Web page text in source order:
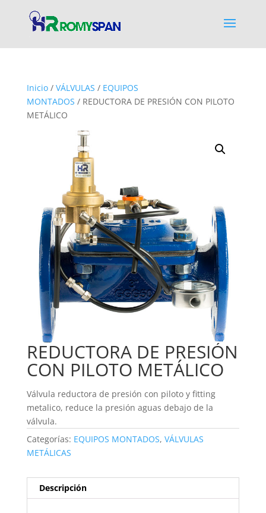
Inicio/ VÁLVULAS / EQUIPOS
MONTADOS / REDUCTORA DE PRESIÓN CON PILOTO
METÁLICO
REDUCTORA DE PRESIÓN
CON PILOTO METÁLICO
Válvula reductora de presión con piloto y fitting
metalico, reduce la presión aguas debajo de la
válvula.
Categorías: EQUIPOS MONTADOS, VÁLVULAS
METÁLICAS
Descripción